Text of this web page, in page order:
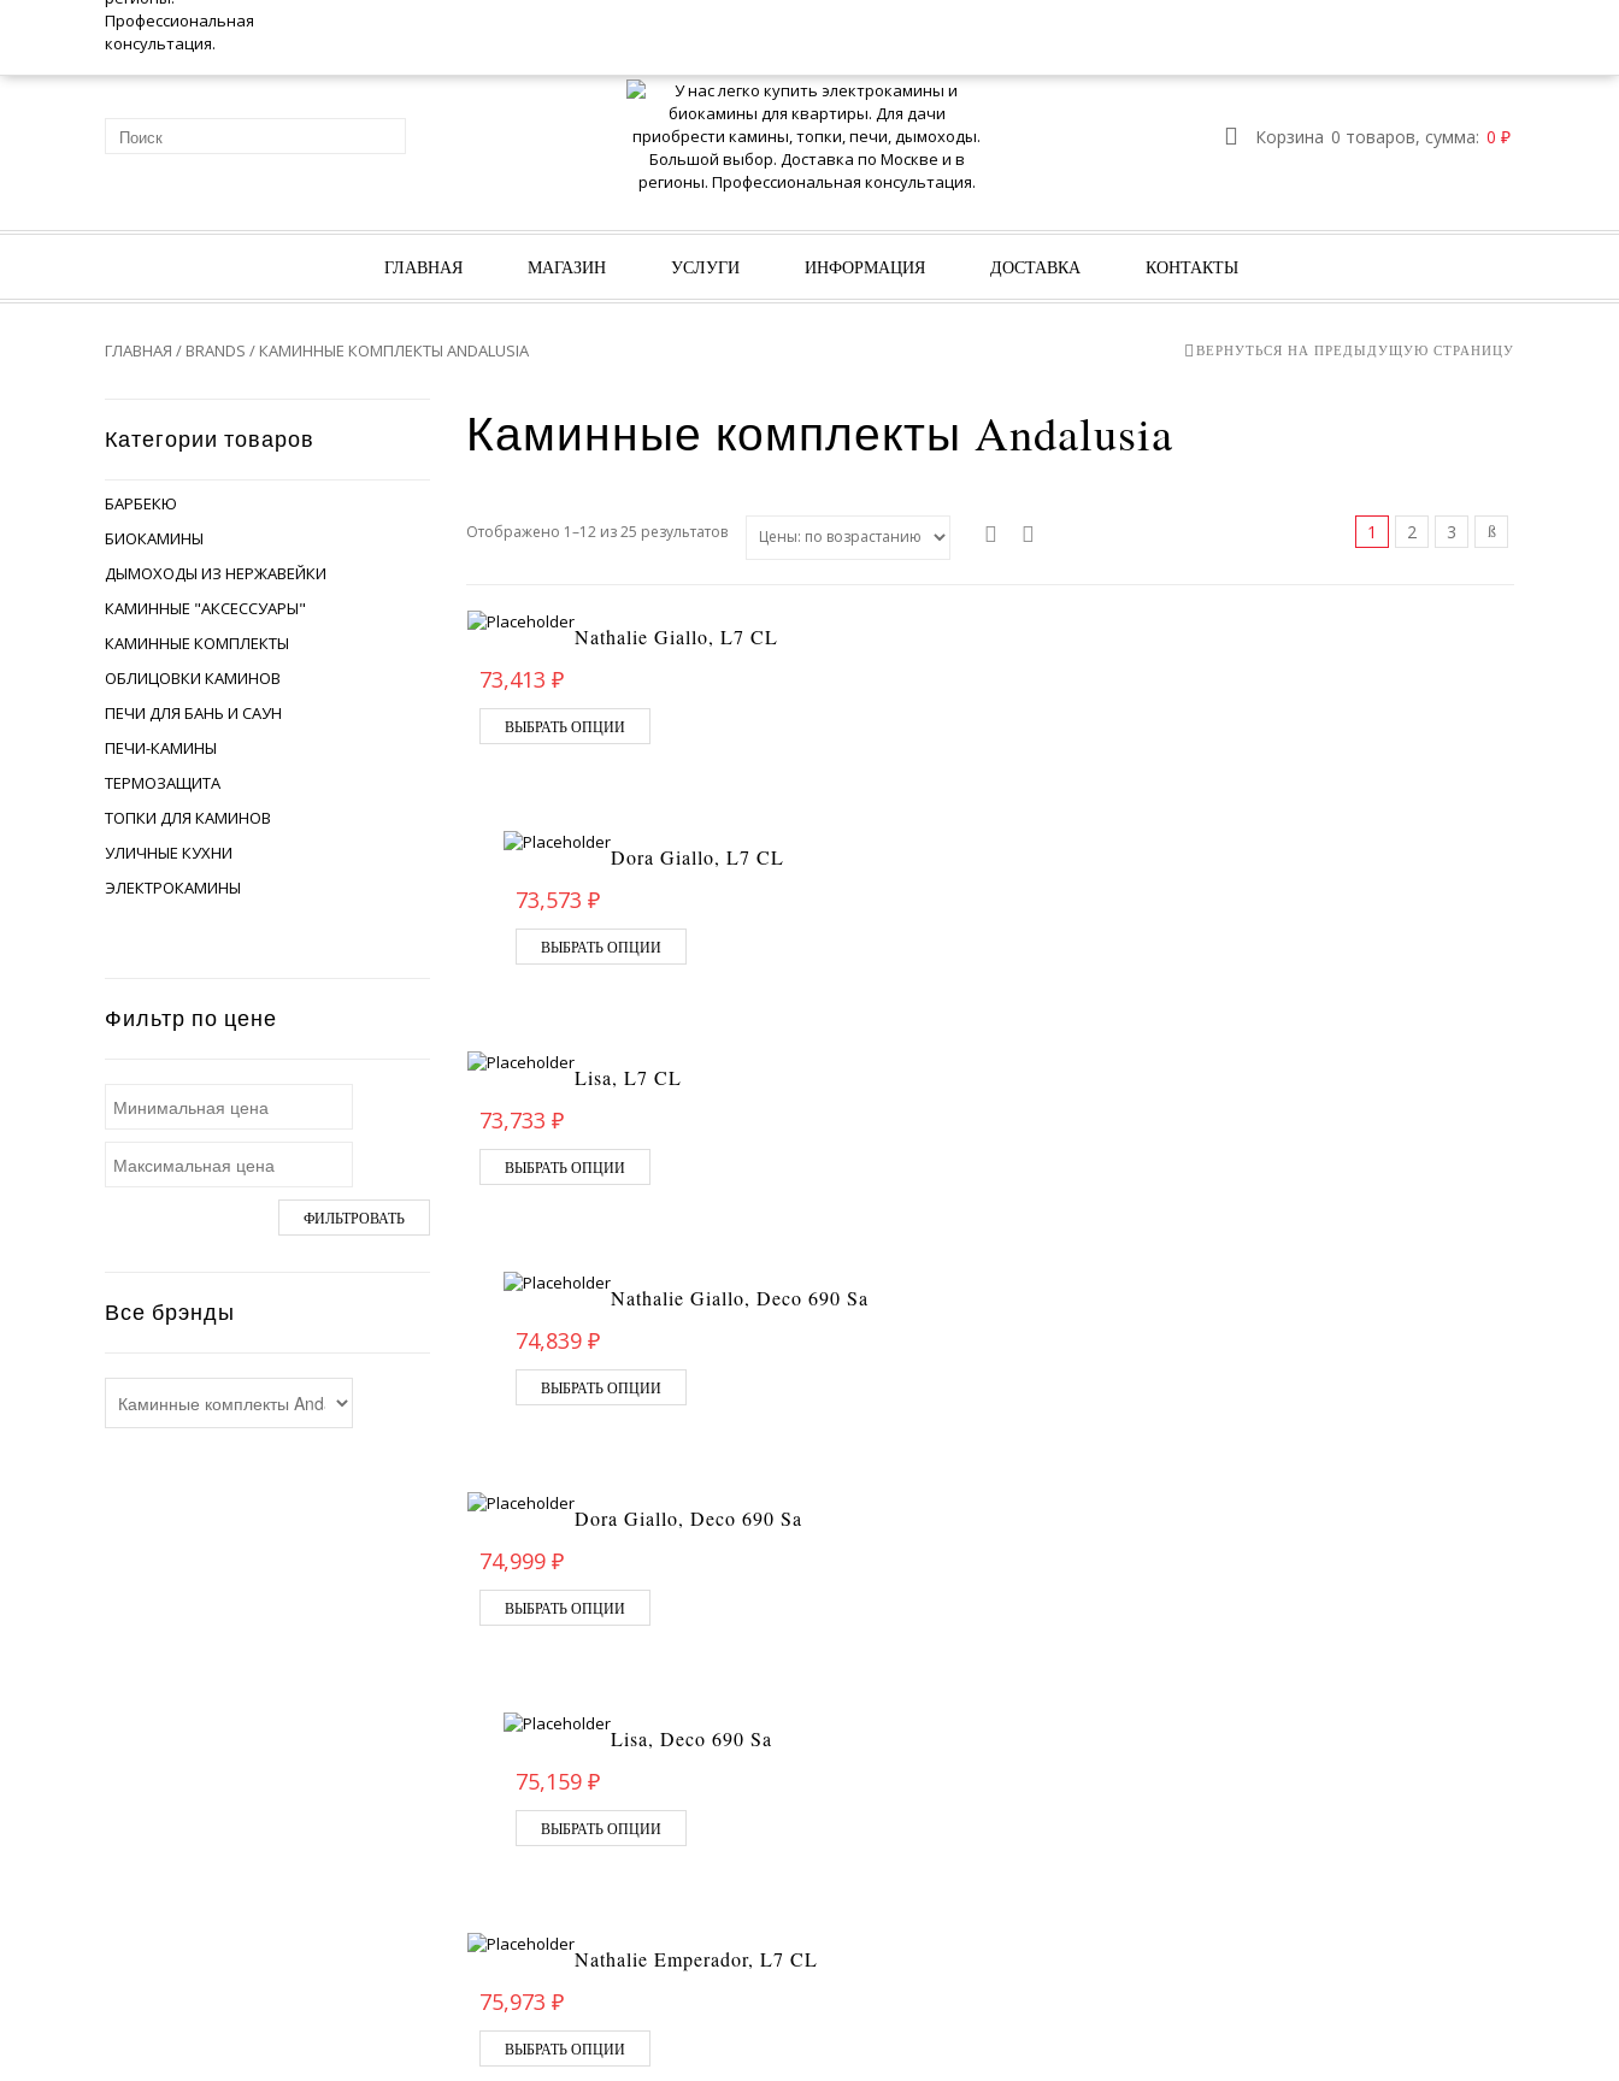
Корзина 0 товаров, сумма: 0 ₽
ГЛАВНАЯ МАГАЗИН УСЛУГИ ИНФОРМАЦИЯ ДОСТАВКА КОНТАКТЫ
ГЛАВНАЯ / BRANDS / КАМИННЫЕ КОМПЛЕКТЫ ANDALUSIA ВЕРНУТЬСЯ НА ПРЕДЫДУЩУЮ СТРАНИЦУ
Категории товаров
БАРБЕКЮ
БИОКАМИНЫ
ДЫМОХОДЫ ИЗ НЕРЖАВЕЙКИ
КАМИННЫЕ "АКСЕССУАРЫ"
КАМИННЫЕ КОМПЛЕКТЫ
ОБЛИЦОВКИ КАМИНОВ
ПЕЧИ ДЛЯ БАНЬ И САУН
ПЕЧИ-КАМИНЫ
ТЕРМОЗАЩИТА
ТОПКИ ДЛЯ КАМИНОВ
УЛИЧНЫЕ КУХНИ
ЭЛЕКТРОКАМИНЫ
Фильтр по цене
ФИЛЬТРОВАТЬ
Все брэнды
Каминные комплекты Andalusia
Отображено 1–12 из 25 результатов 1 2 3
Nathalie Giallo, L7 CL
73,413 ₽
ВЫБРАТЬ ОПЦИИ
Dora Giallo, L7 CL
73,573 ₽
ВЫБРАТЬ ОПЦИИ
Lisa, L7 CL
73,733 ₽
ВЫБРАТЬ ОПЦИИ
Nathalie Giallo, Deco 690 Sa
74,839 ₽
ВЫБРАТЬ ОПЦИИ
Dora Giallo, Deco 690 Sa
74,999 ₽
ВЫБРАТЬ ОПЦИИ
Lisa, Deco 690 Sa
75,159 ₽
ВЫБРАТЬ ОПЦИИ
Nathalie Emperador, L7 CL
75,973 ₽
ВЫБРАТЬ ОПЦИИ